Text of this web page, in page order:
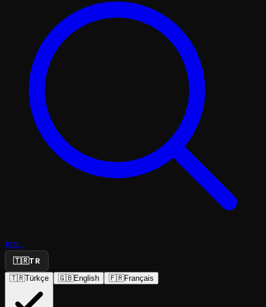
Ara...
🇹🇷TR
🇹🇷Türkçe 🇬🇧English 🇫🇷Français